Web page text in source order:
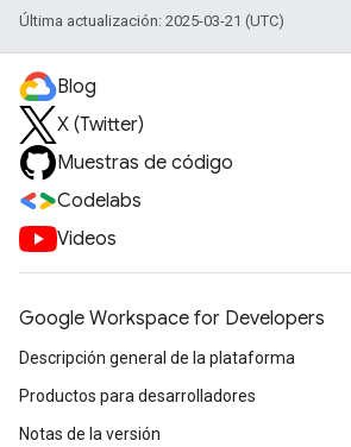
Última actualización: 2025-03-21 (UTC)
Blog
X (Twitter)
Muestras de código
Codelabs
Videos
Google Workspace for Developers
Descripción general de la plataforma
Productos para desarrolladores
Notas de la versión